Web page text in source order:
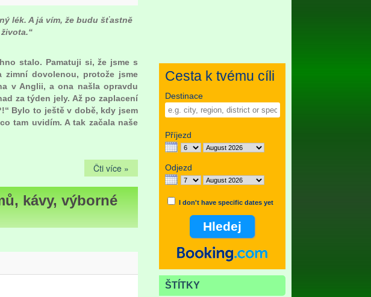
lék. A já vím, že budu šťastně
stalo. Pamatuji si, že jsme s
zimní dovolenou, protože jsme
v Anglii, a ona našla opravdu
za týden jely. Až po zaplacení
Bylo to ještě v době, kdy jsem
tam uvidím. A tak začala naše
Čti více »
kávy, výborné
Cesta k tvému cíli
Destinace
Příjezd
Odjezd
I don't have specific dates yet
ŠTÍTKY